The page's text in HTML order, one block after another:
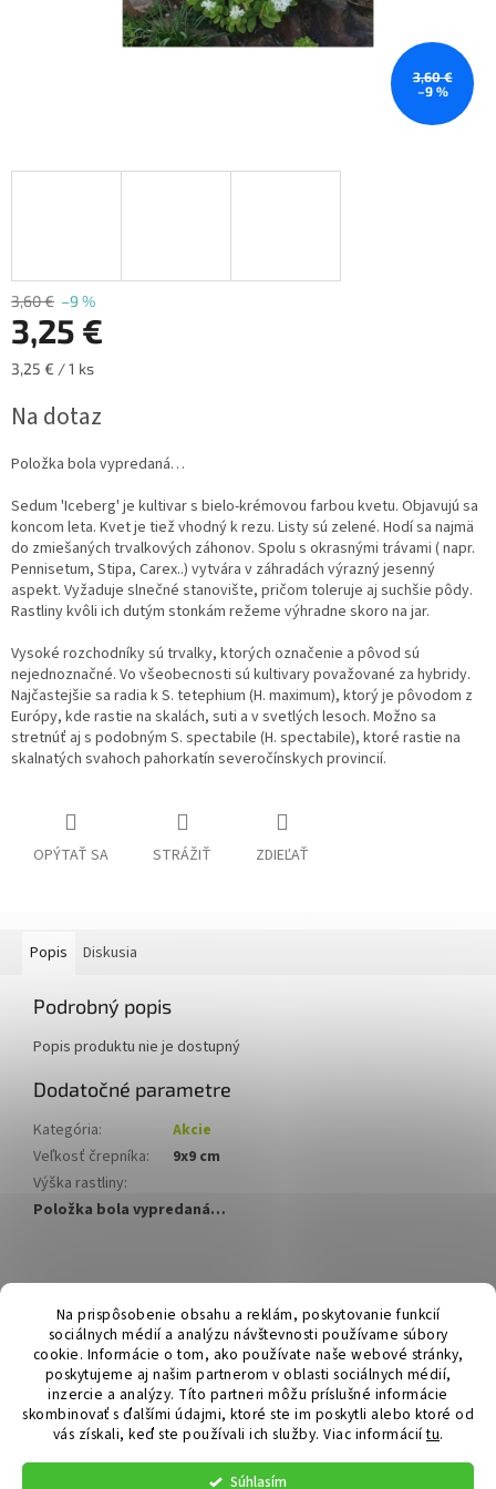
Na prispôsobenie obsahu a reklám, poskytovanie funkcií
sociálnych médií a analýzu návštevnosti používame súbory
cookie. Informácie o tom, ako používate naše webové stránky,
poskytujeme aj našim partnerom v oblasti sociálnych médií,
inzercie a analýzy. Títo partneri môžu príslušné informácie
skombinovať s ďalšími údajmi, ktoré ste im poskytli alebo ktoré od
vás získali, keď ste používali ich služby. Viac informáciítu.
Súhlasím
3,60 €
–9 %
3,60 € –9 %
3,25 €
Jednotková
3,25 € / 1 ks
Na dotaz
Položka bola vypredaná…
Sedum 'Iceberg' je kultivar s bielo-krémovou farbou kvetu. Objavujú sa
koncom leta. Kvet je tiež vhodný k rezu. Listy sú zelené. Hodí sa najmä
do zmiešaných trvalkových záhonov. Spolu s okrasnými trávami ( napr.
Pennisetum, Stipa, Carex..) vytvára v záhradách výrazný jesenný
aspekt. Vyžaduje slnečné stanovište, pričom toleruje aj suchšie pôdy.
Rastliny kvôli ich dutým stonkám režeme výhradne skoro na jar.
Vysoké rozchodníky sú trvalky, ktorých označenie a pôvod sú
nejednoznačné. Vo všeobecnosti sú kultivary považované za hybridy.
Najčastejšie sa radia k S. tetephium (H. maximum), ktorý je pôvodom z
Európy, kde rastie na skalách, suti a v svetlých lesoch. Možno sa
stretnúť aj s podobným S. spectabile (H. spectabile), ktoré rastie na
skalnatých svahoch pahorkatín severočínskych provincií.
OPÝTAŤ SA STRÁŽIŤ ZDIEĽAŤ
Popis Diskusia
Podrobný popis
Popis produktu nie je dostupný
Dodatočné parametre
Kategória:
Akcie
Veľkosť črepníka:
9x9 cm
Výška rastliny:
Položka bola vypredaná…
á
Hurmikaki.com
Vytvoril Shoptet